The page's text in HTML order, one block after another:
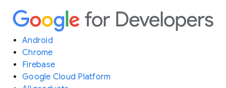
Android
Chrome
Firebase
Google Cloud Platform